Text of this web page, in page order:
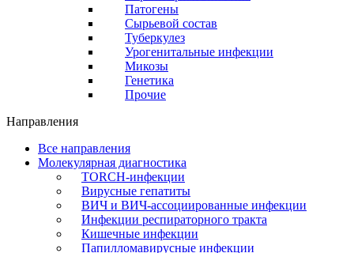
Патогены
Сырьевой состав
Туберкулез
Урогенитальные инфекции
Микозы
Генетика
Прочие
Направления
Все направления
Молекулярная диагностика
TORCH-инфекции
Вирусные гепатиты
ВИЧ и ВИЧ-ассоциированные инфекции
Инфекции респираторного тракта
Кишечные инфекции
Папилломавирусные инфекции